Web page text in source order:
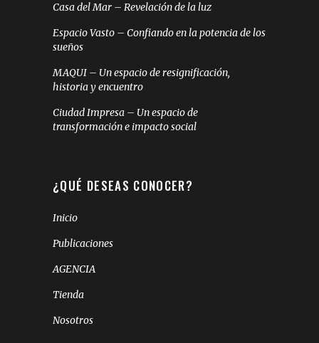
Casa del Mar – Revelación de la luz
Espacio Vasto – Confiando en la potencia de los
sueños
MAQUI – Un espacio de resignificación,
historia y encuentro
Ciudad Impresa – Un espacio de
transformación e impacto social
¿QUÉ DESEAS CONOCER?
Inicio
Publicaciones
AGENCIA
Tienda
Nosotros